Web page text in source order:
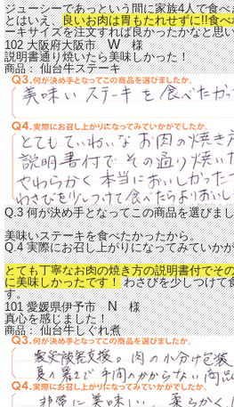
ジューシーであっという間に家族4人で食
とはいえ、良いお肉は胃もたれせずに!!食べ
ーキサイズを注文すれば良かったかなと思
102 大阪府大阪市W様
説明書通り焼いたら美味しかった！
商品：仙台牛ステーキ
Q.3 何が決め手となってこの商品を選びま
美味いステーキを食べたかったから。
Q.4 実際にお召し上がりになってみていか
とても丁寧なお肉の焼き方の説明書付でそ
に美味しかったです！ わさびを少しつけて
す。
101 愛媛県伊予市N様
真心を感じました！
商品：仙台牛しぐれ煮